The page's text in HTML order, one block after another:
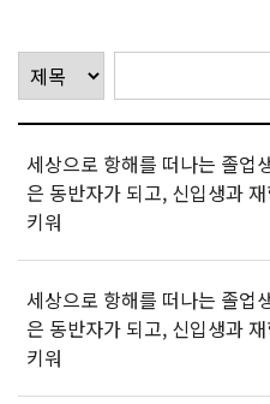
세상으로 항해를 떠나는 졸업
은 동반자가 되고, 신입생과
키워
세상으로 항해를 떠나는 졸업
은 동반자가 되고, 신입생과
키워